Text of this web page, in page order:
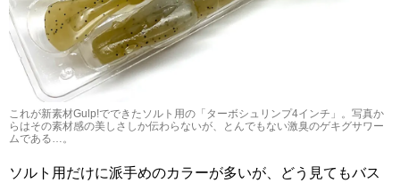
これが新素材Gulp!でできたソルト用の「ターボシュリンプ4インチ」。写真か
らはその素材感の美しさしか伝わらないが、とんでもない激臭のゲキグサワー
ムである…。
ソルト用だけに派手めのカラーが多いが、どう見てもバス